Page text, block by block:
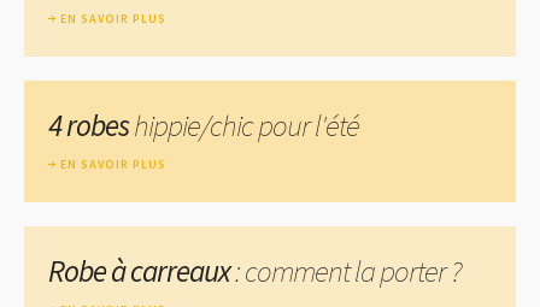
EN SAVOIR PLUS
4 robeshippie/chic pour l'été
EN SAVOIR PLUS
Robe à carreaux: comment la porter ?